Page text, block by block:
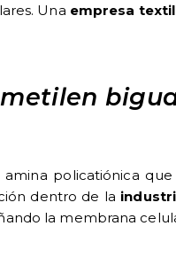
Una empresa textil
policatiónica
dentro de la
la membrana